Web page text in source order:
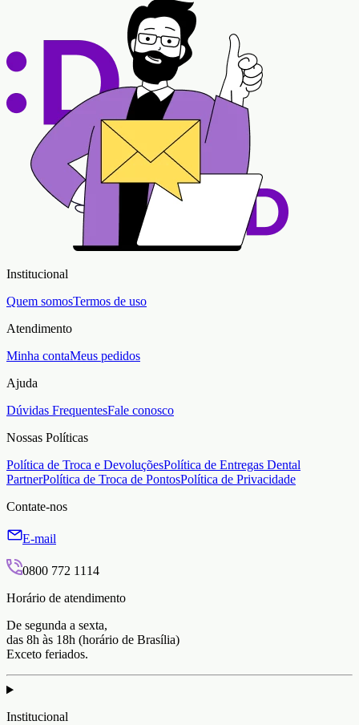
Institucional
Quem somosTermos de uso
Atendimento
Minha contaMeus pedidos
Ajuda
Dúvidas FrequentesFale conosco
Nossas Políticas
Política de Troca e DevoluçõesPolítica de Entregas Dental
PartnerPolítica de Troca de PontosPolítica de Privacidade
Contate-nos
E-mail
0800 772 1114
Horário de atendimento
De segunda a sexta,
das 8h às 18h (horário de Brasília)
Exceto feriados.
Institucional